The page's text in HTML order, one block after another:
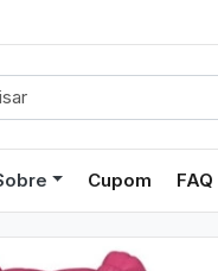
Cupom FAQ